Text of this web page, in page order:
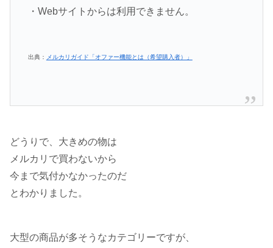
・Webサイトからは利用できません。
出典： メルカリガイド「オファー機能とは（希望購入者）」
どうりで、大きめの物は
メルカリで買わないから
今まで気付かなかったのだ
とわかりました。
大型の商品が多そうなカテゴリーですが、